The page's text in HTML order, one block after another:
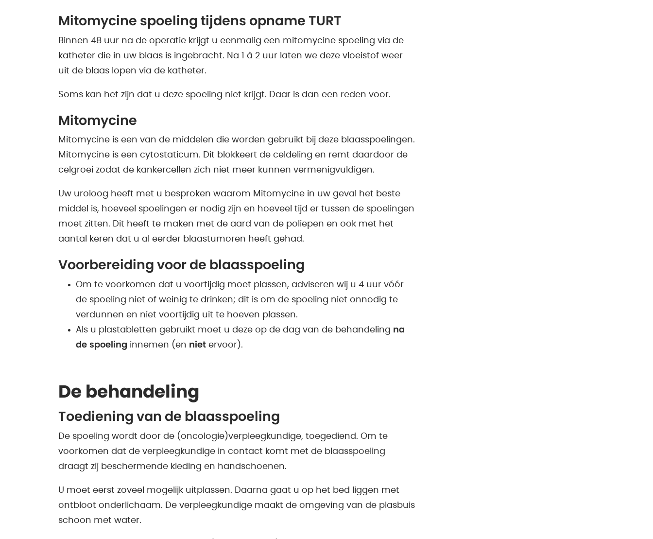
Mitomycine spoeling tijdens opname TURT
Binnen 48 uur na de operatie krijgt u eenmalig een mitomycine spoeling via de
katheter die in uw blaas is ingebracht. Na 1 à 2 uur laten we deze vloeistof weer
uit de blaas lopen via de katheter.
Soms kan het zijn dat u deze spoeling niet krijgt. Daar is dan een reden voor.
Mitomycine
Mitomycine is een van de middelen die worden gebruikt bij deze blaasspoelingen.
Mitomycine is een cytostaticum. Dit blokkeert de celdeling en remt daardoor de
celgroei zodat de kankercellen zich niet meer kunnen vermenigvuldigen.
Uw uroloog heeft met u besproken waarom Mitomycine in uw geval het beste
middel is, hoeveel spoelingen er nodig zijn en hoeveel tijd er tussen de spoelingen
moet zitten. Dit heeft te maken met de aard van de poliepen en ook met het
aantal keren dat u al eerder blaastumoren heeft gehad.
Voorbereiding voor de blaasspoeling
Om te voorkomen dat u voortijdig moet plassen, adviseren wij u 4 uur vóór
de spoeling niet of weinig te drinken; dit is om de spoeling niet onnodig te
verdunnen en niet voortijdig uit te hoeven plassen.
Als u plastabletten gebruikt moet u deze op de dag van de behandeling na
de spoeling innemen (en niet ervoor).
De behandeling
Toediening van de blaasspoeling
De spoeling wordt door de (oncologie)verpleegkundige, toegediend. Om te
voorkomen dat de verpleegkundige in contact komt met de blaasspoeling
draagt zij beschermende kleding en handschoenen.
U moet eerst zoveel mogelijk uitplassen. Daarna gaat u op het bed liggen met
ontbloot onderlichaam. De verpleegkundige maakt de omgeving van de plasbuis
schoon met water.